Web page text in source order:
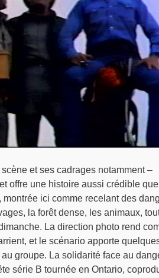
et ses cadrages notamment –
offre une histoire aussi crédible que
ici comme recelant des
la forêt dense, les animaux,
La direction photo rend
et le scénario apporte
groupe. La solidarité face au
série B tournée en Ontario,